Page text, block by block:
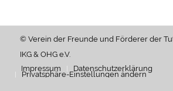
© Verein der Freunde und Förderer der
IKG & OHG e.V.
Impressum
Datenschutzerklärung
Privatsphäre-Einstellungen ändern